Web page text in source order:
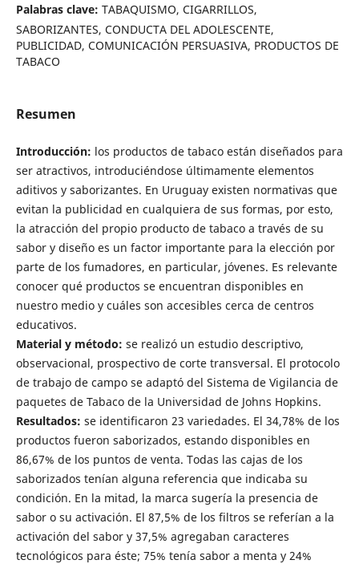
Palabras clave: TABAQUISMO, CIGARRILLOS,
SABORIZANTES, CONDUCTA DEL ADOLESCENTE,
PUBLICIDAD, COMUNICACIÓN PERSUASIVA, PRODUCTOS DE
TABACO
Resumen
Introducción: los productos de tabaco están diseñados para
ser atractivos, introduciéndose últimamente elementos
aditivos y saborizantes. En Uruguay existen normativas que
evitan la publicidad en cualquiera de sus formas, por esto,
la atracción del propio producto de tabaco a través de su
sabor y diseño es un factor importante para la elección por
parte de los fumadores, en particular, jóvenes. Es relevante
conocer qué productos se encuentran disponibles en
nuestro medio y cuáles son accesibles cerca de centros
educativos.
Material y método: se realizó un estudio descriptivo,
observacional, prospectivo de corte transversal. El protocolo
de trabajo de campo se adaptó del Sistema de Vigilancia de
paquetes de Tabaco de la Universidad de Johns Hopkins.
Resultados: se identificaron 23 variedades. El 34,78% de los
productos fueron saborizados, estando disponibles en
86,67% de los puntos de venta. Todas las cajas de los
saborizados tenían alguna referencia que indicaba su
condición. En la mitad, la marca sugería la presencia de
sabor o su activación. El 87,5% de los filtros se referían a la
activación del sabor y 37,5% agregaban caracteres
tecnológicos para éste; 75% tenía sabor a menta y 24%